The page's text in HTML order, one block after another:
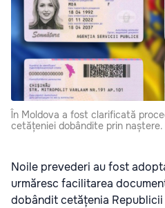
În Moldova a fost clarificată
cetățeniei dobândite prin naștere.
Noile prevederi au fost
urmăresc facilitarea
dobândit cetățenia